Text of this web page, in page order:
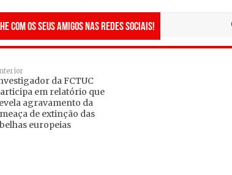
com os seus amigos nas redes sociais!
da FCTUC
em relatório que
agravamento da
de extinção das
europeias